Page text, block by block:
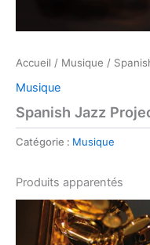
Accueil / Musique /
Musique
Spanish Jazz
Catégorie : Musique
Produits apparentés